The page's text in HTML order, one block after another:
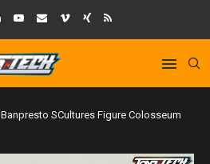
Banpresto SCultures Figure Colosseum